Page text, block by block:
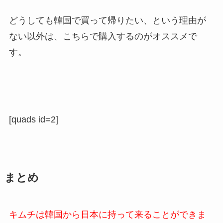
どうしても韓国で買って帰りたい、という理由が
ない以外は、こちらで購入するのがオススメで
す。
[quads id=2]
まとめ
キムチは韓国から日本に持って来ることができま